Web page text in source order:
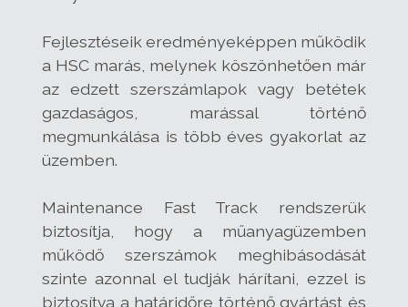
Fejlesztéseik eredményeképpen működik
a HSC marás, melynek köszönhetően már
az edzett szerszámlapok vagy betétek
gazdaságos, marással történő
megmunkálása is több éves gyakorlat az
üzemben.
Maintenance Fast Track rendszerük
biztosítja, hogy a műanyagüzemben
működő szerszámok meghibásodását
szinte azonnal el tudják hárítani, ezzel is
biztosítva a határidőre történő gyártást és